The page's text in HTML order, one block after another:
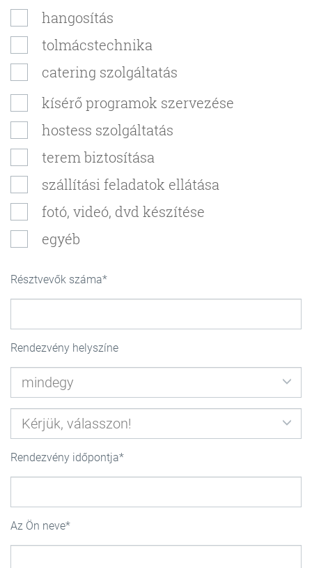
hangosítás
tolmácstechnika
catering szolgáltatás
kísérő programok szervezése
hostess szolgáltatás
terem biztosítása
szállítási feladatok ellátása
fotó, videó, dvd készítése
egyéb
Résztvevők száma
Rendezvény helyszíne
Rendezvény időpontja
Az Ön neve